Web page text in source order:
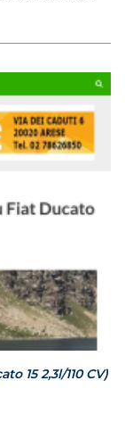
15 2,3l/110 CV)